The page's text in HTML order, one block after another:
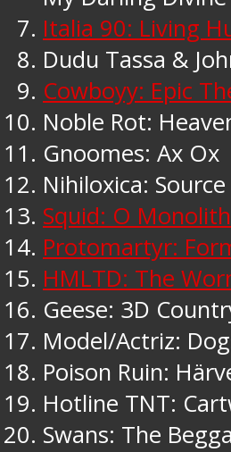
Italia 90: Living
Dudu Tassa &
Cowboyy: Epic
Noble Rot:
Gnoomes: Ax Ox
Nihiloxica:
Squid: O Monolith
Protomartyr:
HMLTD: The
Geese: 3D
Model/Actriz:
Poison Ruin:
Hotline TNT:
Swans: The